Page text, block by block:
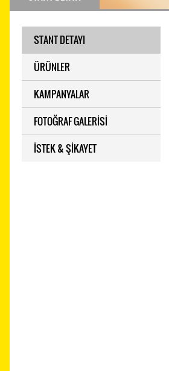
STANT DETAYI
ÜRÜNLER
KAMPANYALAR
FOTOĞRAF GALERİSİ
İSTEK & ŞİKAYET